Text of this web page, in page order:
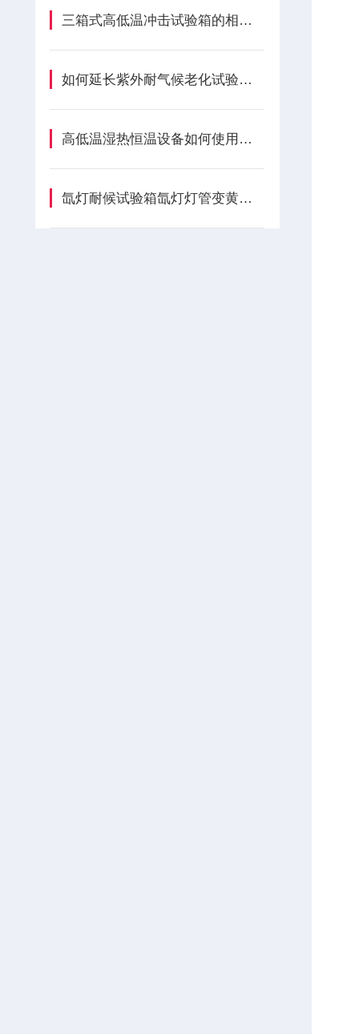
三箱式高低温冲击试验箱的相关知识介绍
如何延长紫外耐气候老化试验箱的使用寿命？
高低温湿热恒温设备如何使用安装
氙灯耐候试验箱氙灯灯管变黄变黑是什么原因?